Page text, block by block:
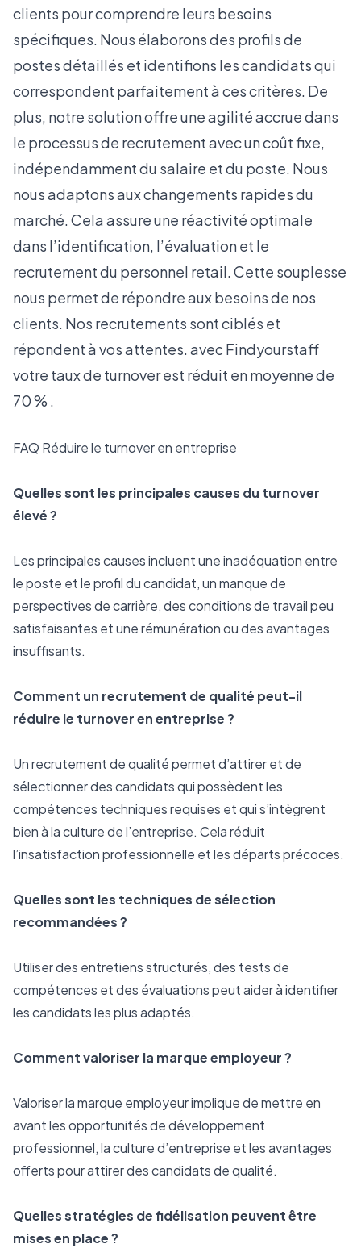
clients pour comprendre leurs besoins
spécifiques. Nous élaborons des profils de
postes détaillés et identifions les candidats qui
correspondent parfaitement à ces critères. De
plus, notre solution offre une agilité accrue dans
le processus de recrutement avec un coût fixe,
indépendamment du salaire et du poste. Nous
nous adaptons aux changements rapides du
marché. Cela assure une réactivité optimale
dans l’identification, l’évaluation et le
recrutement du personnel retail. Cette souplesse
nous permet de répondre aux besoins de nos
clients. Nos recrutements sont ciblés et
répondent à vos attentes. avec Findyourstaff
votre taux de turnover est réduit en moyenne de
70 % .
FAQ Réduire le turnover en entreprise
Quelles sont les principales causes du turnover
élevé ?
Les principales causes incluent une inadéquation entre
le poste et le profil du candidat, un manque de
perspectives de carrière, des conditions de travail peu
satisfaisantes et une rémunération ou des avantages
insuffisants.
Comment un recrutement de qualité peut-il
réduire le turnover en entreprise ?
Un recrutement de qualité permet d’attirer et de
sélectionner des candidats qui possèdent les
compétences techniques requises et qui s’intègrent
bien à la culture de l’entreprise. Cela réduit
l’insatisfaction professionnelle et les départs précoces.
Quelles sont les techniques de sélection
recommandées ?
Utiliser des entretiens structurés, des tests de
compétences et des évaluations peut aider à identifier
les candidats les plus adaptés.
Comment valoriser la marque employeur ?
Valoriser la marque employeur implique de mettre en
avant les opportunités de développement
professionnel, la culture d’entreprise et les avantages
offerts pour attirer des candidats de qualité.
Quelles stratégies de fidélisation peuvent être
mises en place ?